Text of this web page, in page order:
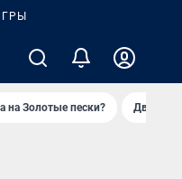
на Золотые пески? Двое